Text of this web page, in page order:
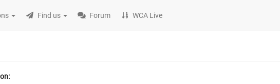
Find us Forum WCA Live